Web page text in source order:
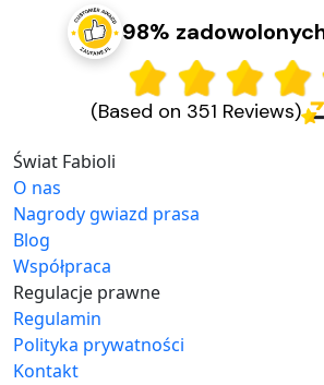
98%
(Based on 351 Reviews)
Świat Fabioli
O nas
Nagrody gwiazd prasa
Blog
Współpraca
Regulacje prawne
Regulamin
Polityka prywatności
Kontakt